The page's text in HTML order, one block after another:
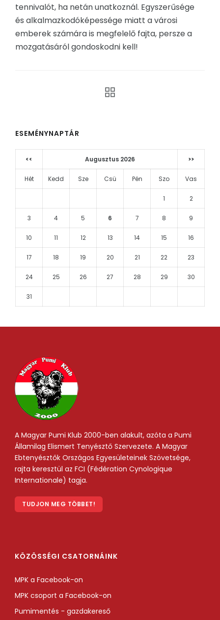
tennivalót, ha netán unatkoznál. Egyszerűsége
és alkalmazkodóképessége miatt a városi
emberek számára is megfelelő fajta, persze a
mozgatásáról gondoskodni kell!
ESEMÉNYNAPTÁR
<< Augusztus 2026 >>
Hét Kedd Sze Csü Pén Szo Vas
1 2
3 4 5 6 7 8 9
10 11 12 13 14 15 16
17 18 19 20 21 22 23
24 25 26 27 28 29 30
31
A Magyar Pumi Klub 2000-ben alakult, azóta a Pumi
Államilag Elismert Tenyésztő Szervezete. A Magyar
Ebtenyésztők Országos Egyesületeinek Szövetsége,
rajta keresztül az FCI (Fédération Cynologique
Internationale) tagja.
TUDJON MEG TÖBBET!
KÖZÖSSÉGI CSATORNÁINK
MPK a Facebook-on
MPK csoport a Facebook-on
Pumimentés - gazdakereső